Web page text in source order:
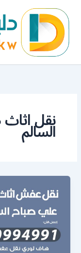
المحتوى
نقل
السالم